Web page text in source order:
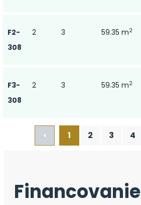
F2-
308
2 3 59.35 m2
F3-
308
2 3 59.35 m2
‹ 1 2 3 4
Financovanie